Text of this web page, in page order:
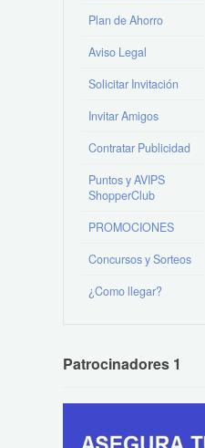
Plan de Ahorro
Aviso Legal
Solicitar Invitación
Invitar Amigos
Contratar Publicidad
Puntos y AVIPS
ShopperClub
PROMOCIONES
Concursos y Sorteos
¿Como llegar?
Patrocinadores 1